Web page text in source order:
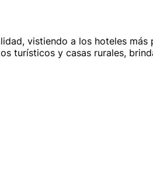
vistiendo a los hoteles
turísticos y casas rurales,